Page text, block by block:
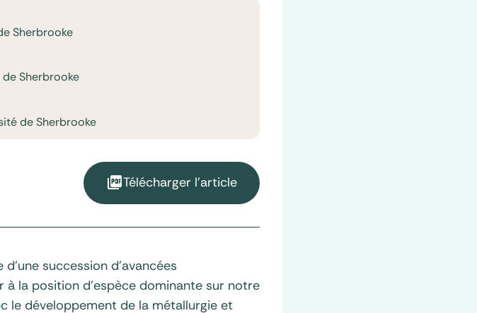
Sherbrooke
Sherbrooke
de Sherbrooke
Télécharger l'article
succession d’avancées
à la position d’espèce dominante sur notre
le développement de la métallurgie et